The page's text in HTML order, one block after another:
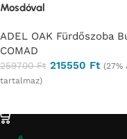
Mosdóval
ADEL OAK Fürdőszoba
COMAD
259700Ft 215550 Ft (27%
tartalmaz)